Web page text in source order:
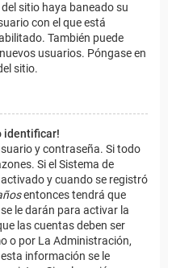
sitio haya baneado su
con el que está
También puede
usuarios. Póngase en
sitio.
identificar!
y contraseña. Si todo
Si el Sistema de
y cuando se registró
entonces tendrá que
le darán para activar la
las cuentas deben ser
o por La Administración,
información se le